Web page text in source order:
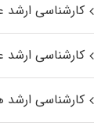
کارشناسی ارشد
کارشناسی
کارشناسی